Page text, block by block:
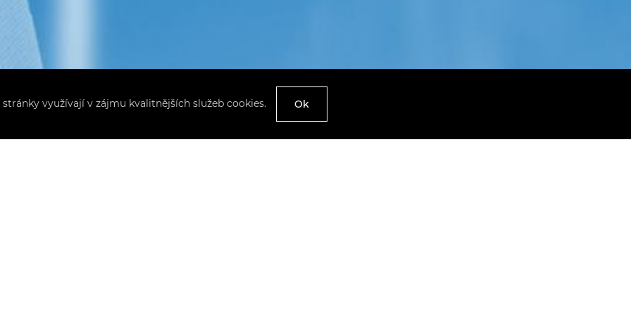
stránky využívají v zájmu kvalitnějších služeb cookies. Ok